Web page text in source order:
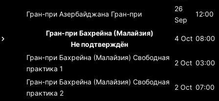
Гран-при Азербайджана Гран-при
26
Sep
12:00
Гран-при Бахрейна (Малайзия)
Не подтверждён
4 Oct 08:00
Гран-при Бахрейна (Малайзия) Свободная
практика 1
2 Oct 03:00
Гран-при Бахрейна (Малайзия) Свободная
практика 2
2 Oct 07:00